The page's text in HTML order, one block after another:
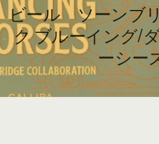
ビール ソーンブ
ク ブルーイング/
ーシー